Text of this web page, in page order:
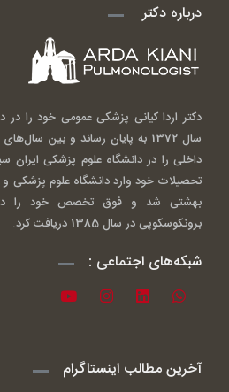
درباره دکتر
دکتر اردا کیانی پزشکی عمومی خود را
داخلی را در دانشگاه علوم پزشکی
تحصیلات خود وارد دانشگاه علوم پزشکی
بهشتی شد و فوق تخصص خود را
برونکوسکوپی در سال 1385 دریافت کرد.
شبکه‌های اجتماعی :
آخرین مطالب اینستاگرام